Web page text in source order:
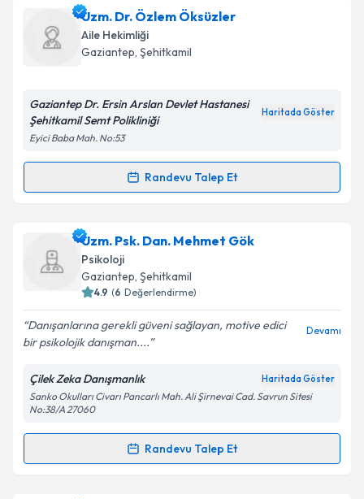
Psk. Beyza Coşkuniçin randevu takvimi talebi
oluşturun. Size bu uzmandan randevu almanız için bir
takvim hazırlandığında e-posta ile bilgilendireceğiz.
Kişisel verilerimin işlenmesine ilişkinAydınlatma
'ni okudum ve kişisel verilerimin belirtilen
kapsamda işlenmesini kabul ediyorum.
Takvim Talebini Gönder
Uzm. Dr. Özlem Öksüzler
Aile Hekimliği
Gaziantep, Şehitkamil
Gaziantep Dr. Ersin Arslan Devlet Hastanesi
Şehitkamil Semt Polikliniği
Haritada Göster
Eyici Baba Mah. No:53
Randevu Talep Et
Randevu Takvimi Talebi
Uzm. Dr. Özlem Öksüzleriçin randevu takvimi talebi
oluşturun. Size bu uzmandan randevu almanız için bir
takvim hazırlandığında e-posta ile bilgilendireceğiz.
Kişisel verilerimin işlenmesine ilişkin
Aydınlatma
Metni'ni okudum ve kişisel verilerimin belirtilen
kapsamda işlenmesini kabul ediyorum.
Takvim Talebini Gönder
Uzm. Psk. Dan. Mehmet Gök
Psikoloji
Gaziantep, Şehitkamil
4.9 (6 Değerlendirme)
Danışanlarına gerekli güveni sağlayan, motive edici
bir psikolojik danışman....
Devamı
Çilek Zeka Danışmanlık Haritada Göster
Sanko Okulları Civarı Pancarlı Mah. Ali Şirnevai Cad. Savrun Sitesi
No:38/A 27060
Randevu Talep Et
Randevu Takvimi Talebi